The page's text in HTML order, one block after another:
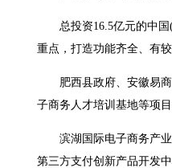
总投资16.5亿元的中国(
重点，打造功能齐全、有
肥西县政府、安徽易商
子商务人才培训基地等项目
滨湖国际电子商务产业
第三方支付创新产品开发